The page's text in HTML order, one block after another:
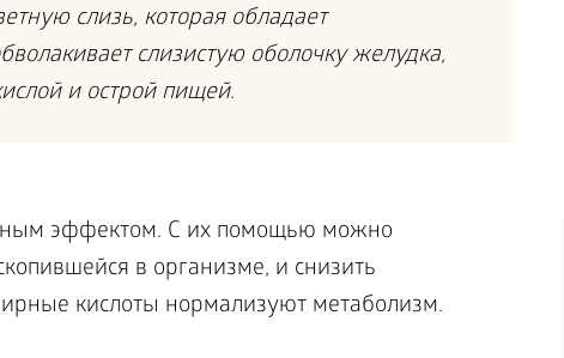
слизь, которая обладает
слизистую оболочку желудка,
и острой пищей.
эффектом. С их помощью можно
в организме, и снизить
кислоты нормализуют метаболизм.